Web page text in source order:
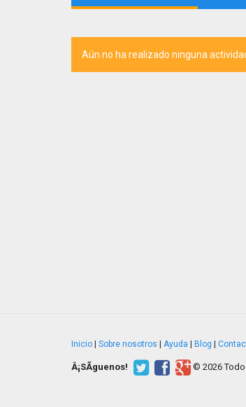
Aún no ha realizado ninguna
Inicio Sobre nosotros Ayuda Blog
Â¡SÃ­guenos! © 2026